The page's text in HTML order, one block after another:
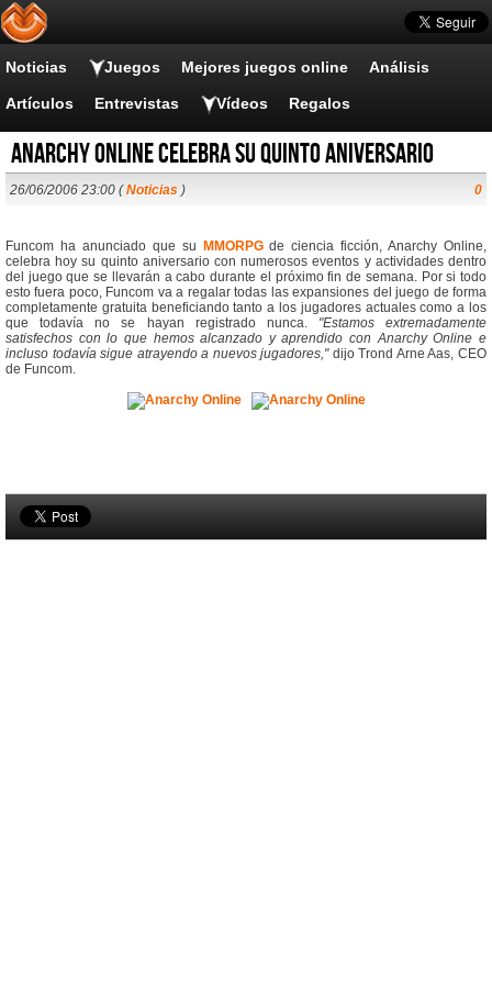
Noticias Juegos Mejores juegos online Análisis
Artículos Entrevistas Vídeos Regalos
Anarchy Online celebra su quinto aniversario
26/06/2006 23:00 (Noticias ) 0
Funcom ha anunciado que su MMORPGde ciencia ficción, Anarchy Online,
celebra hoy su quinto aniversario con numerosos eventos y actividades dentro
del juego que se llevarán a cabo durante el próximo fin de semana. Por si todo
esto fuera poco, Funcom va a regalar todas las expansiones del juego de forma
completamente gratuita beneficiando tanto a los jugadores actuales como a los
que todavía no se hayan registrado nunca. "Estamos extremadamente
satisfechos con lo que hemos alcanzado y aprendido con Anarchy Online e
incluso todavía sigue atrayendo a nuevos jugadores,"dijo Trond Arne Aas, CEO
de Funcom.